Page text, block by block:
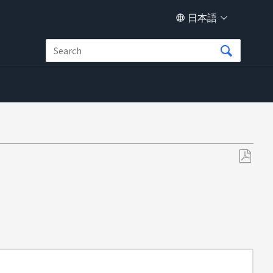
日本語